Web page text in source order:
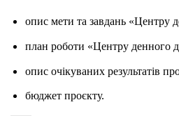
опис мети та завдань «Центру
план роботи «Центру денного
опис очікуваних результатів
бюджет проєкту.